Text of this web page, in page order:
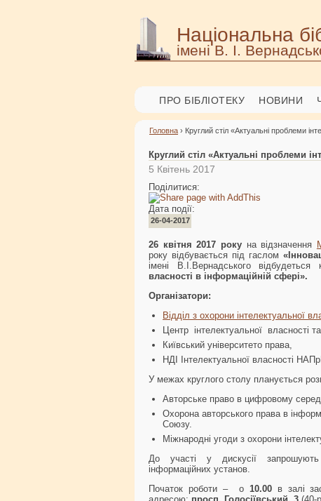
Національна
імені В. І.
ПРО БІБЛІОТЕКУ НОВИНИ
Головна › Круглий стіл «Актуальні проблеми
Круглий стіл «Актуальні проблеми
5 Квітень 2017
Поділитися:
Дата події:
26-04-2017
26 квітня 2017 рокуна відзначення
року відбувається під гаслом
імені В.І.Вернадського
власності в інформаційній сфері».
Організатори:
Відділ з охорони інтелектуальної
Центр інтелектуальної власності
Київський університето права,
НДІ Інтелектуальної власності
У межах круглого столу планується
Авторське право в цифровому
Охорона авторського права в
Союзу.
Міжнародні угоди з охорони
До участі у дискусії запрошують
інформаційних установ.
Початок роботи – о 10.00в залі